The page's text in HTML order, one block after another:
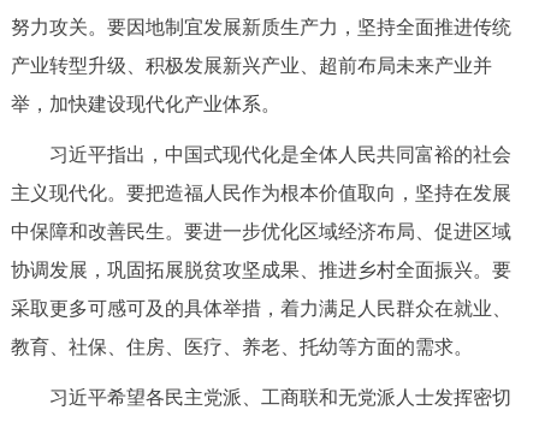
努力攻关。要因地制宜发展新质生产力，坚持全面推进传统
产业转型升级、积极发展新兴产业、超前布局未来产业并
举，加快建设现代化产业体系。
习近平指出，中国式现代化是全体人民共同富裕的社会
主义现代化。要把造福人民作为根本价值取向，坚持在发展
中保障和改善民生。要进一步优化区域经济布局、促进区域
协调发展，巩固拓展脱贫攻坚成果、推进乡村全面振兴。要
采取更多可感可及的具体举措，着力满足人民群众在就业、
教育、社保、住房、医疗、养老、托幼等方面的需求。
习近平希望各民主党派、工商联和无党派人士发挥密切